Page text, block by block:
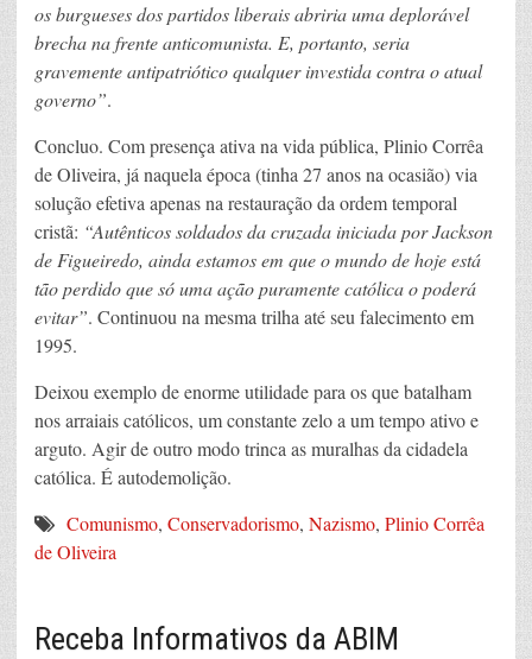
os burgueses dos partidos liberais abriria uma deplorável
brecha na frente anticomunista. E, portanto, seria
gravemente antipatriótico qualquer investida contra o atual
governo”.
Concluo. Com presença ativa na vida pública, Plinio Corrêa
de Oliveira, já naquela época (tinha 27 anos na ocasião) via
solução efetiva apenas na restauração da ordem temporal
cristã: “Autênticos soldados da cruzada iniciada por Jackson
de Figueiredo, ainda estamos em que o mundo de hoje está
tão perdido que só uma ação puramente católica o poderá
evitar”. Continuou na mesma trilha até seu falecimento em
1995.
Deixou exemplo de enorme utilidade para os que batalham
nos arraiais católicos, um constante zelo a um tempo ativo e
arguto. Agir de outro modo trinca as muralhas da cidadela
católica. É autodemolição.
Comunismo, Conservadorismo, Nazismo, Plinio Corrêa
de Oliveira
Receba Informativos da ABIM